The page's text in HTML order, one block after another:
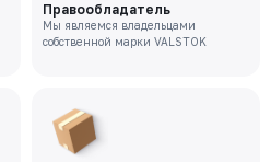
Правообладатель
Мы являемся владельцами
собственной марки VALSTOK